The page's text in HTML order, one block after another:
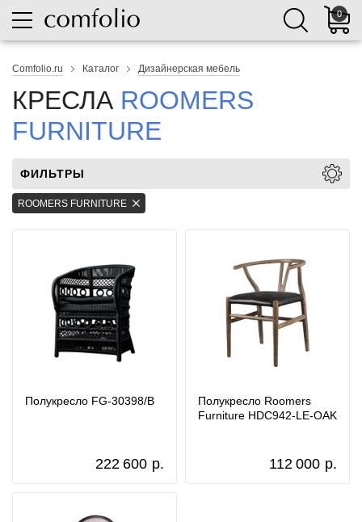
0
Comfolio.ru Каталог Дизайнерская мебель
КРЕСЛА ROOMERS
FURNITURE
ФИЛЬТРЫ
ROOMERS FURNITURE
Полукресло FG-30398/B
222 600 р.
Полукресло Roomers
Furniture HDC942-LE-OAK
112 000 р.